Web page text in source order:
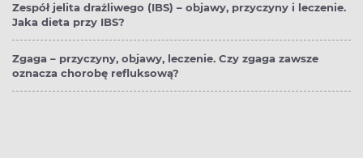
Zespół jelita drażliwego (IBS) – objawy, przyczyny i leczenie.
Jaka dieta przy IBS?
Zgaga – przyczyny, objawy, leczenie. Czy zgaga zawsze
oznacza chorobę refluksową?